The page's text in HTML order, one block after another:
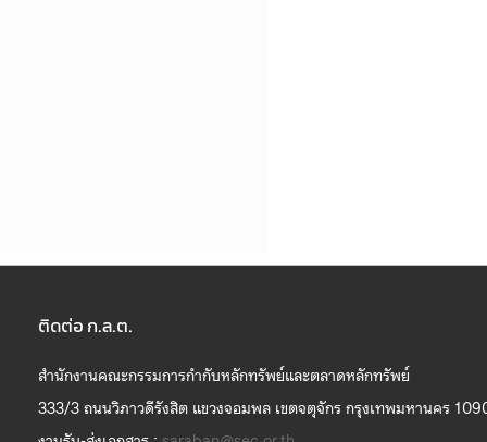
ติดต่อ ก.ล.ต.
สำนักงานคณะกรรมการกำกับหลักทรัพย์และตลาดหลักทรัพย์
333/3 ถนนวิภาวดีรังสิต แขวงจอมพล เขตจตุจักร กรุงเทพมหานคร